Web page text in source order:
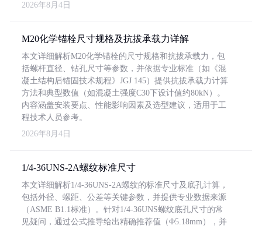
2026年8月4日
M20化学锚栓尺寸规格及抗拔承载力详解
本文详细解析M20化学锚栓的尺寸规格和抗拔承载力，包
括螺杆直径、钻孔尺寸等参数，并依据专业标准（如《混
凝土结构后锚固技术规程》JGJ 145）提供抗拔承载力计算
方法和典型数值（如混凝土强度C30下设计值约80kN）。
内容涵盖安装要点、性能影响因素及选型建议，适用于工
程技术人员参考。
2026年8月4日
1/4-36UNS-2A螺纹标准尺寸
本文详细解析1/4-36UNS-2A螺纹的标准尺寸及底孔计算，
包括外径、螺距、公差等关键参数，并提供专业数据来源
（ASME B1.1标准）。针对1/4-36UNS螺纹底孔尺寸的常
见疑问，通过公式推导给出精确推荐值（Φ5.18mm），并